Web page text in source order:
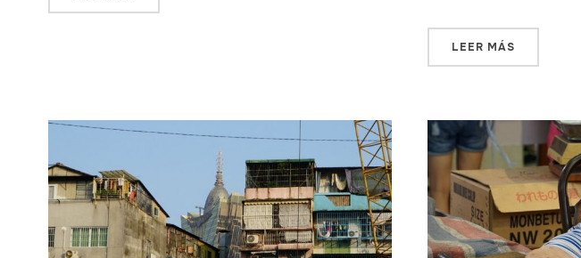
LEER MÁS